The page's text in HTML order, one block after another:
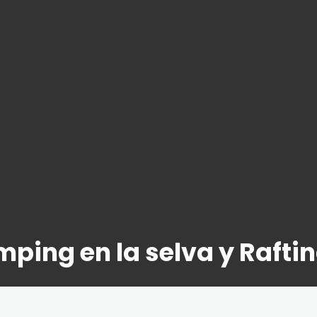
en la selva y